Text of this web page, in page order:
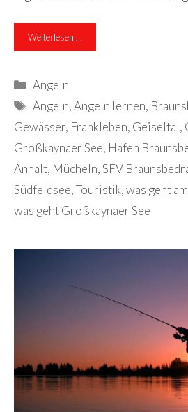
Weiterlesen …
Kategorien
Angeln
Schlagwörter
Angeln,Angeln lernen,
Gewässer, Frankleben, Geiseltal,
Großkaynaer See, Hafen
Anhalt, Mücheln,SFV
Südfeldsee,Touristik,was geht
was geht Großkaynaer See